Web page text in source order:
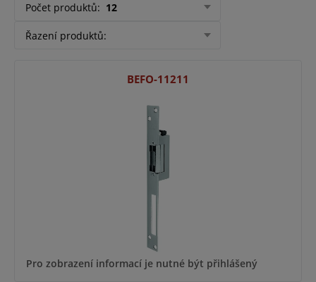
Počet produktů: 12
Řazení produktů:
BEFO-11211
Pro zobrazení informací je nutné být přihlášený